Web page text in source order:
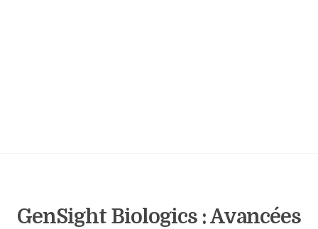
GenSight Biologics : Avancées